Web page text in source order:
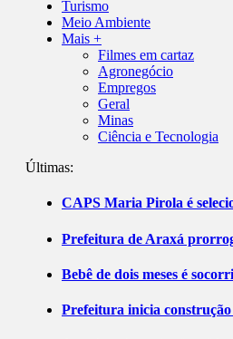
Turismo
Meio Ambiente
Mais +
Filmes em cartaz
Agronegócio
Empregos
Geral
Minas
Ciência e Tecnologia
Últimas:
CAPS Maria Pirola é
Prefeitura de Araxá
Bebê de dois meses é
Prefeitura inicia